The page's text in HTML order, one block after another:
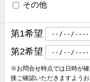
その他
第1希望
第2希望
※お問合せ時点では日時が
接ご確認いただきますようお